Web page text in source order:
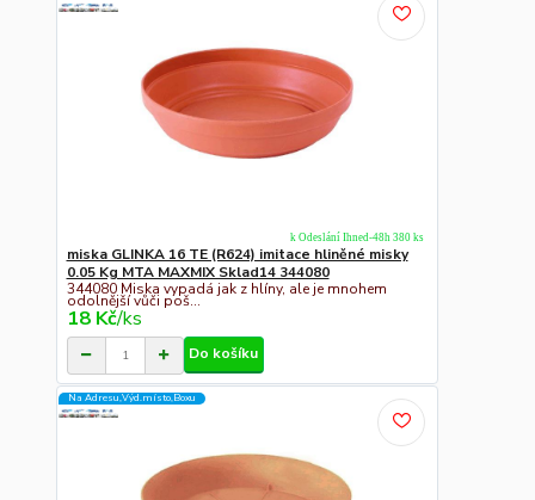
miska GLINKA 16 TE (R624) imitace hliněné misky
0.05 Kg MTA MAXMIX Sklad14 344080
344080 Miska vypadá jak z hlíny, ale je mnohem
odolnější vůči poš...
18 Kč/ks
k Odeslání Ihned-48h 380 ks
Do košíku
Na Adresu,Výd.místo,Boxu